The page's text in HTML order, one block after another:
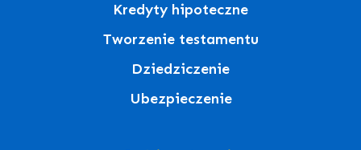
Kredyty hipoteczne
Tworzenie testamentu
Dziedziczenie
Ubezpieczenie